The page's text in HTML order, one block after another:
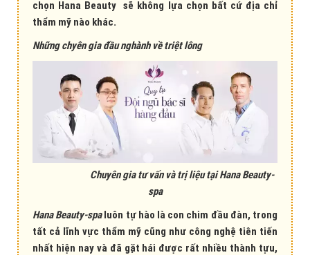
chọn Hana Beauty sẽ không lựa chọn bất cứ địa chỉ
thẩm mỹ nào khác.
Những chyên gia đầu nghành về triệt lông
Chuyên gia tư vấn và trị liệu tại Hana Beauty-
spa
Hana Beauty-spaluôn tự hào là con chim đầu đàn, trong
tất cả lĩnh vực thẩm mỹ cũng như công nghệ tiên tiến
nhất hiện nay và đã gặt hái được rất nhiều thành tựu,